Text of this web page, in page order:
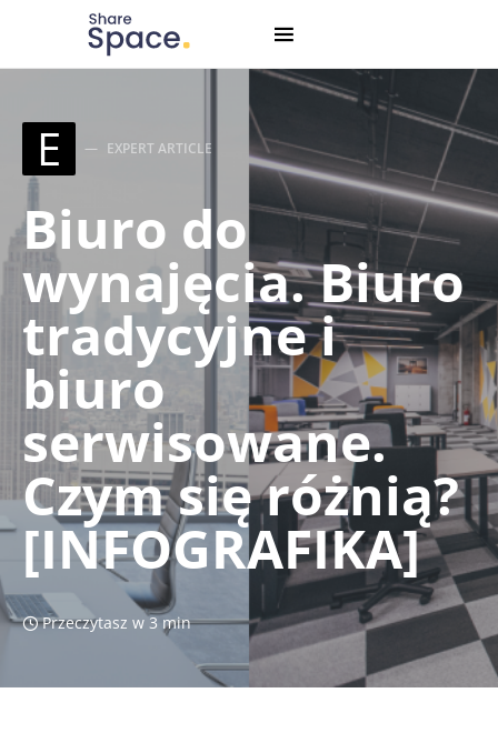
Search for:
When autocomplete results are available use up and
E EXPERT ARTICLE
Biuro do
wynajęcia. Biuro
tradycyjne i
biuro
serwisowane.
Czym się różnią?
[INFOGRAFIKA]
Przeczytasz w 3 min